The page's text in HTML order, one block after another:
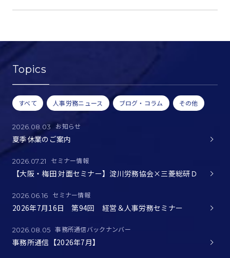
Topics
すべて 人事労務ニュース ブログ・コラム その他
2026.08.03 お知らせ
夏季休業のご案内
2026.07.21 セミナー情報
【大阪・梅田 対面セミナー】淀川労務協会×三菱総研Ｄ
2026.06.16 セミナー情報
2026年7月16日 第94回 経営＆人事労務セミナー
2026.08.05 事務所通信バックナンバー
事務所通信【2026年7月】